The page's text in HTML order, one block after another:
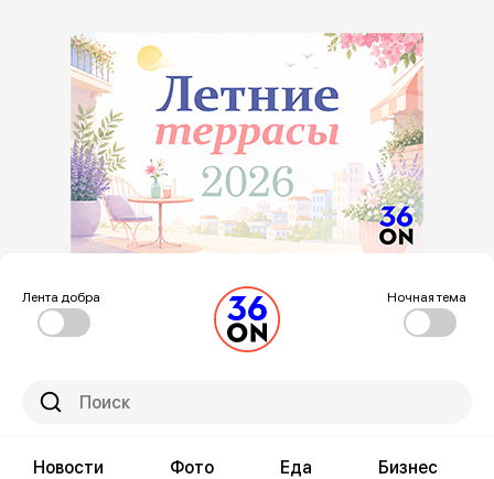
Лента добра Ночная тема
Новости Фото Еда Бизнес